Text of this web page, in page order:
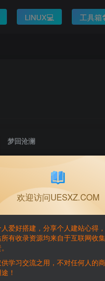
LINUX💻 工具
梦回沧澜
此内容为付费阅读，请付费后查看
30
欢迎访问UESXZ.COM
爱好搭建，分享个人建站心得
有收录资源均来自于互联网收
学习交流之用，不对任何人的
！